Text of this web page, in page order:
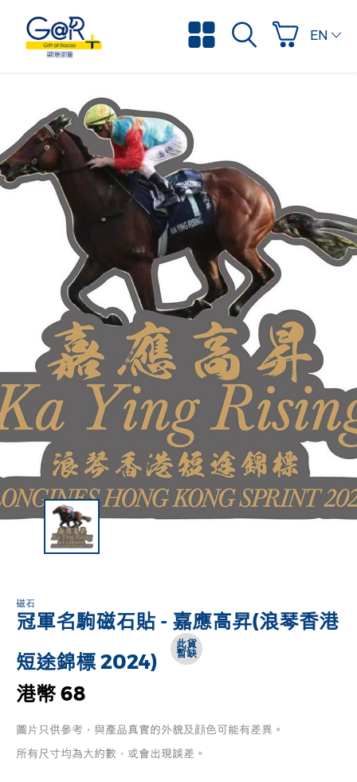
磁石
冠軍名駒磁石貼 - 嘉應高昇(浪琴香港
短途錦標 2024)
此貨
暫缺
港幣 68
圖片只供參考，與產品真實的外貌及顔色可能有差異。
所有尺寸均為大約數，或會出現誤差。